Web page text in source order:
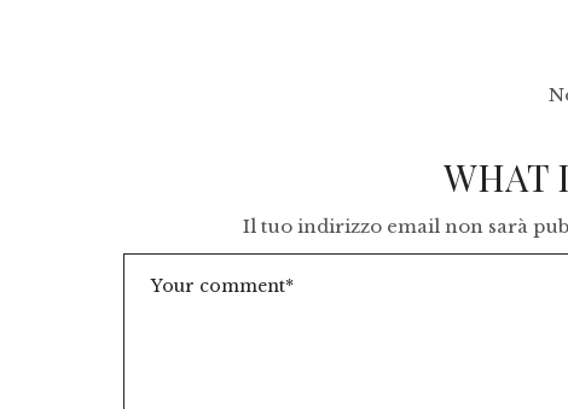
WHAT
Il tuo indirizzo email non sarà